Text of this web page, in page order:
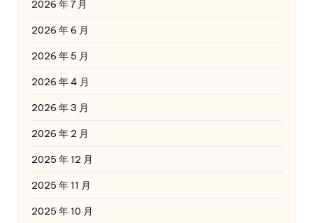
2026 年 7 月
2026 年 6 月
2026 年 5 月
2026 年 4 月
2026 年 3 月
2026 年 2 月
2025 年 12 月
2025 年 11 月
2025 年 10 月